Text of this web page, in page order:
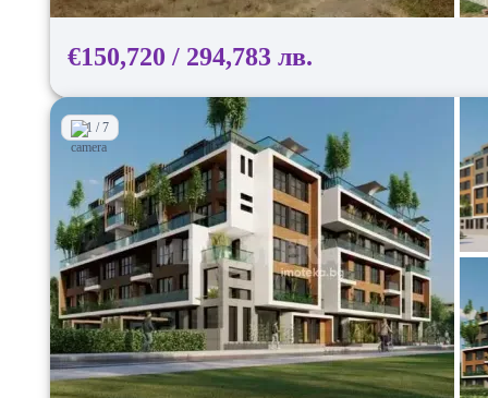
€150,720 / 294,783 лв.
1 / 7